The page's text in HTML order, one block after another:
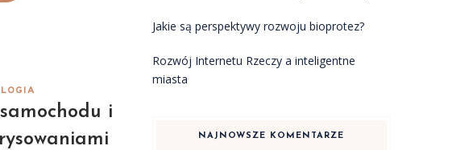
i
Jakie są perspektywy rozwoju bioprotez?
Rozwój Internetu Rzeczy a inteligentne
miasta
NAJNOWSZE KOMENTARZE